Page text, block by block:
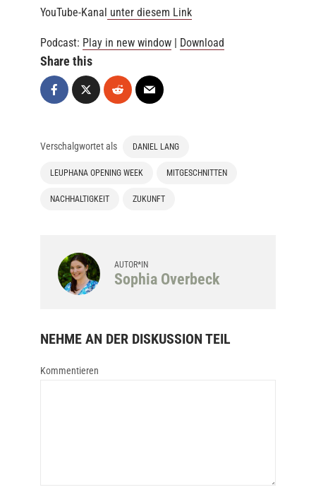
YouTube-Kanal unter diesem Link
Podcast: Play in new window | Download
Share this
Verschalgwortet als DANIEL LANG
LEUPHANA OPENING WEEK MITGESCHNITTEN
NACHHALTIGKEIT ZUKUNFT
AUTOR*IN
Sophia Overbeck
NEHME AN DER DISKUSSION TEIL
Kommentieren